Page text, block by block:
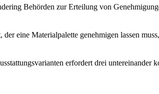
Behörden zur Erteilung von
eine Materialpalette genehmigen lassen
erfordert drei